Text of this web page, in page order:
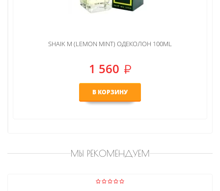
SHAIK M (LEMON MINT) ОДЕКОЛОН 100ML
1 560
В КОРЗИНУ
МЫ РЕКОМЕНДУЕМ